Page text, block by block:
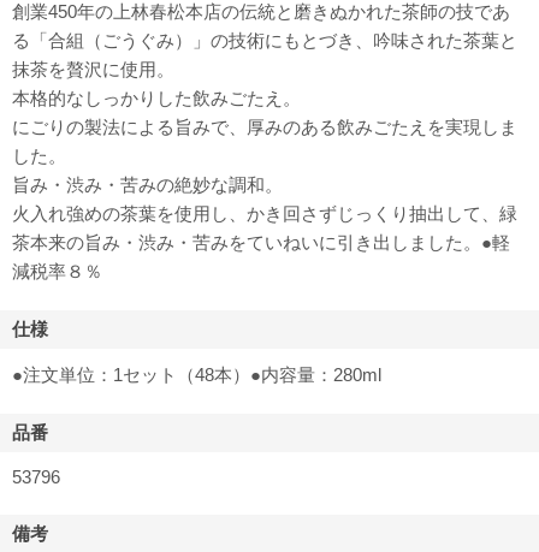
創業450年の上林春松本店の伝統と磨きぬかれた茶師の技であ
る「合組（ごうぐみ）」の技術にもとづき、吟味された茶葉と
抹茶を贅沢に使用。
本格的なしっかりした飲みごたえ。
にごりの製法による旨みで、厚みのある飲みごたえを実現しま
した。
旨み・渋み・苦みの絶妙な調和。
火入れ強めの茶葉を使用し、かき回さずじっくり抽出して、緑
茶本来の旨み・渋み・苦みをていねいに引き出しました。●軽
減税率８％
仕様
●注文単位：1セット（48本）●内容量：280ml
品番
53796
備考